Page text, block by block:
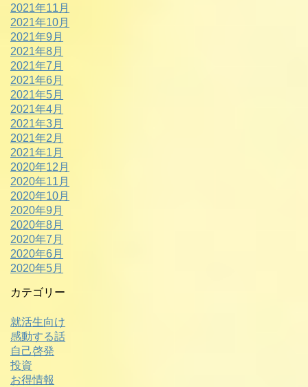
2021年11月
2021年10月
2021年9月
2021年8月
2021年7月
2021年6月
2021年5月
2021年4月
2021年3月
2021年2月
2021年1月
2020年12月
2020年11月
2020年10月
2020年9月
2020年8月
2020年7月
2020年6月
2020年5月
カテゴリー
就活生向け
感動する話
自己啓発
投資
お得情報